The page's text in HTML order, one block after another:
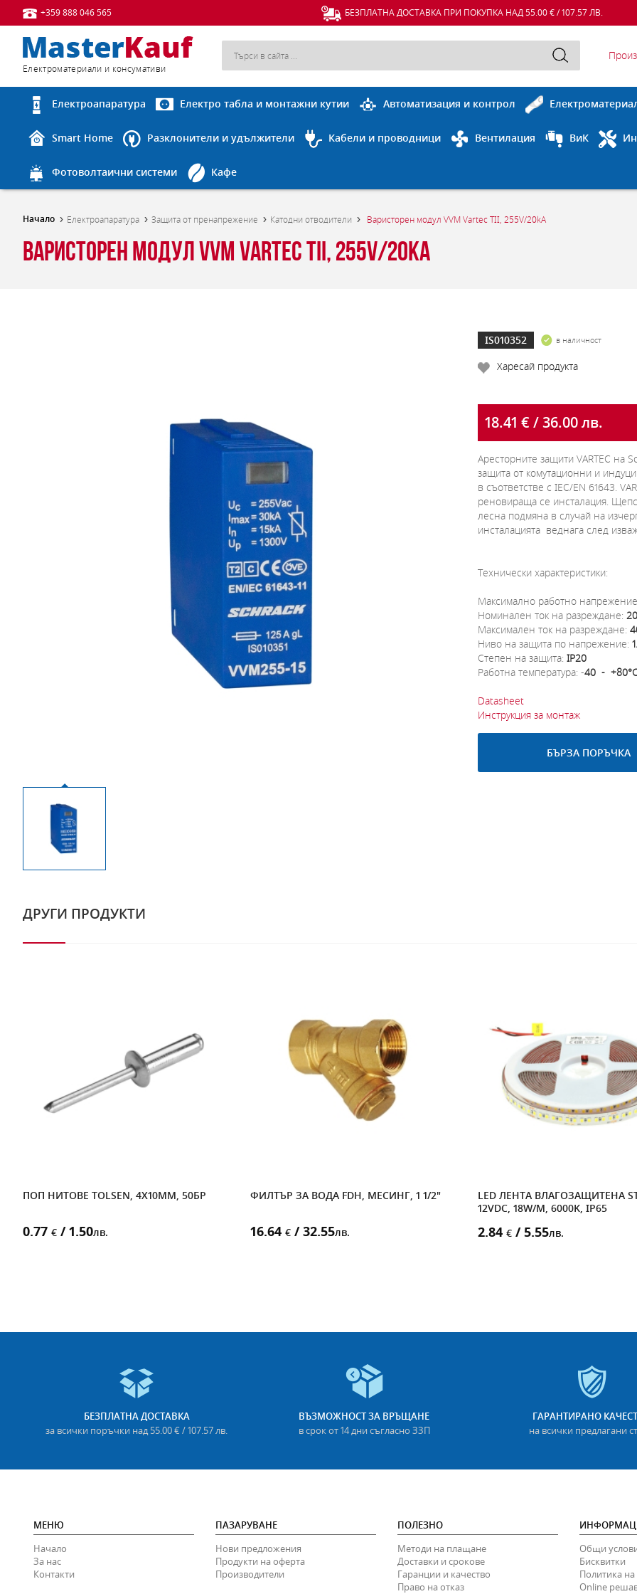
+359 888 046 565 БЕЗПЛАТНА ДОСТАВКА ПРИ ПОКУПКА НАД 55.00 € / 107.57 ЛВ.
Eлектроматериали и консумативи
Електроапаратура Електро табла и монтажни кутии Автоматизация и контрол
Smart Home Разклонители и удължители Кабели и проводници Вентилация ВиК
Фотоволтаични системи Кафе
Начало Електроапаратура Защита от пренапрежение Катодни отводители Варисторен модул VVM Vartec TII, 255V/20kA
Варисторен модул VVM Vartec TII, 255V/20kA
IS010352 в наличност
Харесай продукта
18.41 € / 36.00 лв.
Аресторните защити VARTEC на
защита от комутационни и
в съответстве с IEC/EN 61643.
реновираща се инсталация.
лесна подмяна в случай на
инсталацията веднага след
Технически характеристики:
Максимално работно
Номинален ток на разреждане:
Максимален ток на разреждане:
Ниво на защита по напрежение:
Степен на защита: IP20
Работна температура: -40 -
Datasheet
Инструкция за монтаж
БЪРЗА ПОРЪЧКА
ДРУГИ ПРОДУКТИ
ПОП НИТОВЕ TOLSEN, 4Х10MM, 50БР
0.77 € / 1.50лв.
ФИЛТЪР ЗА ВОДА FDH, МЕСИНГ, 1 1/2"
16.64 € / 32.55лв.
LED ЛЕНТА ВЛАГОЗАЩИТЕНА
12VDC, 18W/M, 6000K, IP65
2.84 € / 5.55лв.
БЕЗПЛАТНА ДОСТАВКА
за всички поръчки над 55.00 € / 107.57 лв.
ВЪЗМОЖНОСТ ЗА ВРЪЩАНЕ
в срок от 14 дни съгласно ЗЗП
ГАРАНТИРАНО
на всички предлагани
МЕНЮ
Начало
За нас
Контакти
ПАЗАРУВАНЕ
Нови предложения
Продукти на оферта
Производители
ПОЛЕЗНО
Методи на плащане
Доставки и срокове
Гаранции и качество
Право на отказ
Общи
Бисквитки
Политика
Online